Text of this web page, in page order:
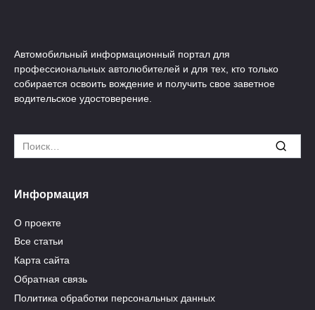
Автомобильный информационный портал для
профессиональных автолюбителей и для тех, кто только
собирается освоить вождение и получить свое заветное
водительское удостоверение.
Search
for:
Информация
О проекте
Все статьи
Карта сайта
Обратная связь
Политика обработки персональных данных